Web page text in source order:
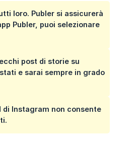
loro. Publer si assicurerà
Publer, puoi selezionare
post di storie su
e sarai sempre in grado
Instagram non consente